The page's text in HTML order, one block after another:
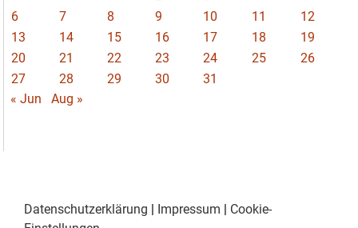
6
7 8 9 10 11
12
13
14 15 16 17 18
19
20
21 22 23 24 25
26
27
28 29 30
31
« Jun
Aug »
Datenschutzerklärung | Impressum | Cookie-